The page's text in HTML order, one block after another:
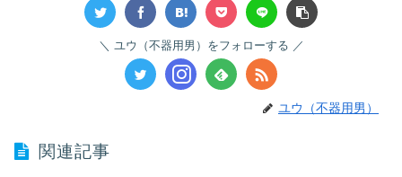
ユウ（不器用男）をフォローする
ユウ（不器用男）
関連記事